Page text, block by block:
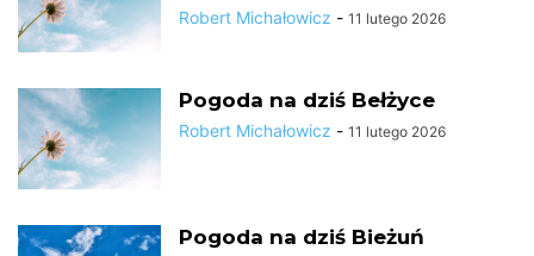
Robert Michałowicz - 11 lutego 2026
Pogoda na dziś Bełżyce
Robert Michałowicz - 11 lutego 2026
Pogoda na dziś Bieżuń